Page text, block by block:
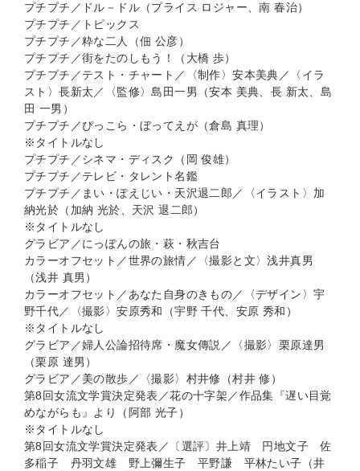
プチプチ／ドル－ドル（プライス ロジャー、南 春治）
プチプチ／トピックス
プチプチ／粋な二人（佃 公彦）
プチプチ／街をたのしもう！（大橋 歩）
プチプチ／テスト・チャート／〈制作〉安本美典／〈イラ
スト〉長新太／〈監修〉島田一男（安本 美典、長 新太、島
田 一男）
プチプチ／ぴっこら・ぼってえが（倉島 真理）
※タイトルなし
プチプチ／シネマ・ディスク（岡 俊雄）
プチプチ／テレビ・タレント名鑑
プチプチ／まい・ぽえじい・天沢退二郎／〈イラスト〉加
納光於（加納 光於、天沢 退二郎）
※タイトルなし
グラビア／にっぽんの旅・萩・秋吉台
カラーオフセット／世界の旅情／〈撮影と文〉浅井真男
（浅井 真男）
カラーオフセット／あなた自身のきもの／〈デザイン〉宇
野千代／〈撮影〉安原秀和（宇野 千代、安原 秀和）
※タイトルなし
グラビア／婦人公論招待席・魔女傳説／〈撮影〉栗原達男
（栗原 達男）
グラビア／美の散歩／〈撮影〉村井修（村井 修）
第8回女流文学賞決定発表／花の十字架／作品集『遅い目覚
めながらも』より（阿部 光子）
※タイトルなし
第8回女流文学賞決定発表／〔選評〕井上靖 円地文子 佐
多稲子 丹羽文雄 野上彌生子 平野謙 平林たい子（井